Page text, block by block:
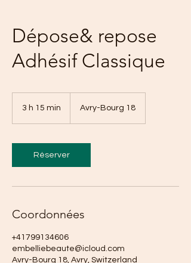
Dépose& repose
Adhésif Classique
3 h 15 min
5
m
Avry-Bourg 18
Réserver
Coordonnées
+41799134606
embelliebeaute@icloud.com
Avry-Bourg 18, Avry, Switzerland